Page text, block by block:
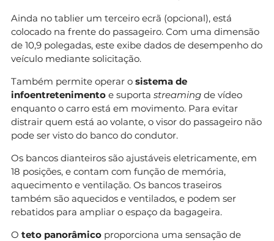
Ainda no tablier um terceiro ecrã (opcional), está
colocado na frente do passageiro. Com uma dimensão
de 10,9 polegadas, este exibe dados de desempenho do
veículo mediante solicitação.
Também permite operar o sistema de
infoentretenimento e suporta streaming de vídeo
enquanto o carro está em movimento. Para evitar
distrair quem está ao volante, o visor do passageiro não
pode ser visto do banco do condutor.
Os bancos dianteiros são ajustáveis eletricamente, em
18 posições, e contam com função de memória,
aquecimento e ventilação. Os bancos traseiros
também são aquecidos e ventilados, e podem ser
rebatidos para ampliar o espaço da bagageira.
O teto panorâmico proporciona uma sensação de